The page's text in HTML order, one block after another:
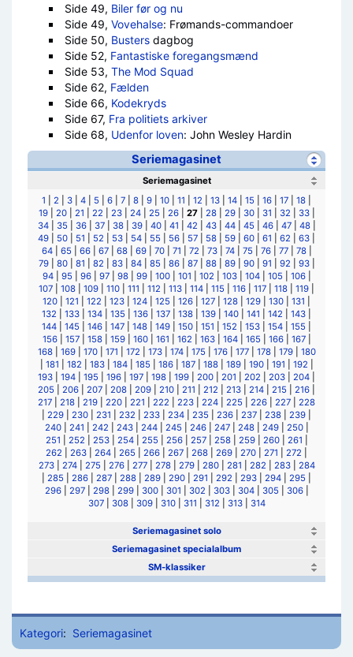
Side 49, Biler før og nu
Side 49, Vovehalse: Frømands-commandoer
Side 50, Bustersdagbog
Side 52, Fantastiske foregangsmænd
Side 53, The Mod Squad
Side 62, Fælden
Side 66, Kodekryds
Side 67, Fra politiets arkiver
Side 68, Udenfor loven: John Wesley Hardin
Seriemagasinet
Seriemagasinet
1
2 3 4 5 6 7 8 9 10 11 12 13 14 15 16 17 18
19| 20| 21 22 23| 24| 25 26| 27| 28| 29| 30| 31 32 33|
34| 35 36| 37| 38| 39| 40| 41 42 43| 44| 45 46| 47| 48|
49
50 51 52 53 54 55 56 57 58 59 60 61 62 63
64| 65 66| 67| 68| 69| 70| 71 72 73| 74| 75 76| 77| 78|
79| 80| 81 82 83| 84| 85 86| 87| 88| 89| 90| 91 92 93|
94| 95 96| 97| 98| 99| 100| 101 102 103| 104| 105 106|
107
108 109 110 111 112 113 114 115 116 117 118 119
120
121 122 123 124 125 126 127 128 129 130 131
132
133 134 135 136 137 138 139 140 141 142 143
144
145 146 147 148 149 150 151 152 153 154 155
156| 157| 158| 159| 160| 161 162 163| 164| 165 166| 167|
168| 169| 170| 171 172 173| 174| 175 176| 177| 178| 179| 180
181 182 183| 184| 185 186| 187| 188| 189| 190| 191 192
193
194 195 196 197 198 199 200 201 202 203 204
205
206 207 208 209 210 211 212 213 214 215 216
217
218 219 220 221 222 223 224 225 226 227
228
229 230 231 232 233 234 235 236 237 238 239
240| 241 242 243| 244| 245 246| 247| 248| 249| 250|
251
252 253| 254| 255 256| 257| 258| 259| 260| 261
262
263 264 265 266 267 268 269 270 271 272
273| 274| 275 276| 277| 278| 279| 280| 281 282 283| 284
285 286 287 288 289 290 291 292 293 294 295
296| 297| 298| 299| 300| 301 302 303| 304| 305 306|
307| 308| 309| 310| 311 312 313| 314
Seriemagasinet solo
Seriemagasinet specialalbum
SM-klassiker
Kategori: Seriemagasinet